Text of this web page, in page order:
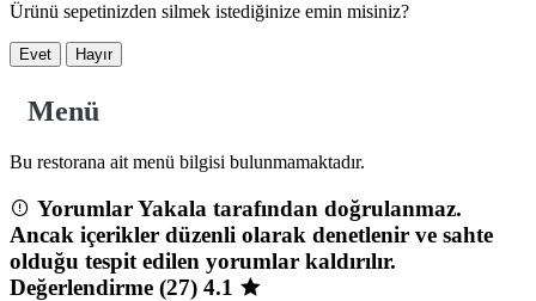
Ürünü sepetinizden silmek istediğinize emin misiniz?
Evet Hayır
Menü
Bu restorana ait menü bilgisi bulunmamaktadır.
Yorumlar Yakala tarafından doğrulanmaz.
Ancak içerikler düzenli olarak denetlenir ve sahte
olduğu tespit edilen yorumlar kaldırılır.
Değerlendirme (27) 4.1